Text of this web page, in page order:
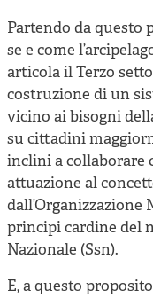
Partendo da questo
se e come
articola il Terzo
costruzione di un
vicino ai bisogni
su cittadini
inclini a collaborare
attuazione al
dall’Organizzazione
principi cardine del
Nazionale (Ssn).
E, a questo